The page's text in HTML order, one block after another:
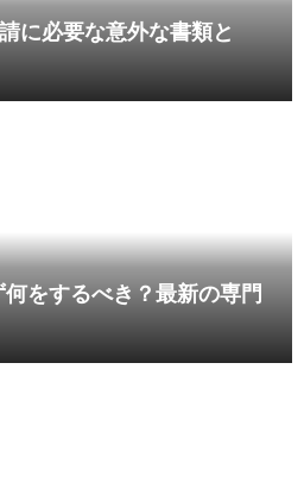
に必要な意外な書類と
をするべき？最新の専門